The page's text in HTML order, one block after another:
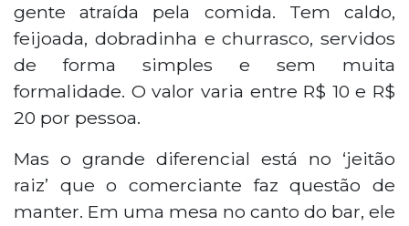
gente atraída pela comida. Tem caldo,
feijoada, dobradinha e churrasco, servidos
de forma simples e sem muita
formalidade. O valor varia entre R$ 10 e R$
20 por pessoa.
Mas o grande diferencial está no ‘jeitão
raiz’ que o comerciante faz questão de
manter. Em uma mesa no canto do bar, ele